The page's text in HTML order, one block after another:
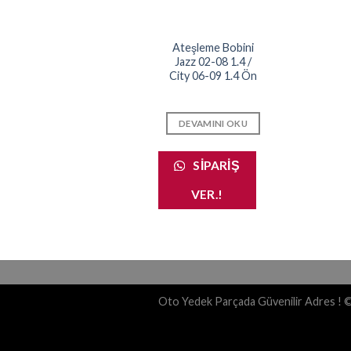
Ateşleme Bobini
Jazz 02-08 1.4 /
City 06-09 1.4 Ön
DEVAMINI OKU
SIPARIŞ
VER.!
Oto Yedek Parçada Güvenilir Adres !